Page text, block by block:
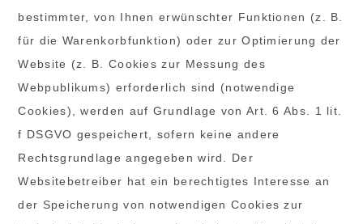
bestimmter, von Ihnen erwünschter Funktionen (z. B.
für die Warenkorbfunktion) oder zur Optimierung der
Website (z. B. Cookies zur Messung des
Webpublikums) erforderlich sind (notwendige
Cookies), werden auf Grundlage von Art. 6 Abs. 1 lit.
f DSGVO gespeichert, sofern keine andere
Rechtsgrundlage angegeben wird. Der
Websitebetreiber hat ein berechtigtes Interesse an
der Speicherung von notwendigen Cookies zur